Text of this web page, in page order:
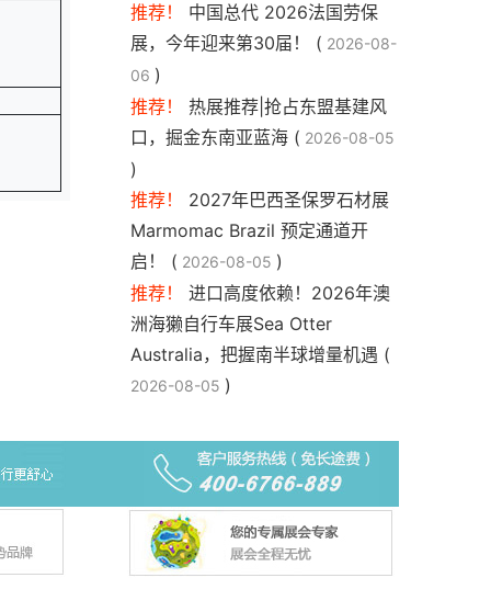
推荐！
中国总代 2026法国劳保
展，今年迎来第30届！ ( 2026-08-
06 )
推荐！
热展推荐|抢占东盟基建风
口，掘金东南亚蓝海 ( 2026-08-05
)
推荐！
2027年巴西圣保罗石材展
Marmomac Brazil 预定通道开
启！ ( 2026-08-05 )
推荐！
进口高度依赖！2026年澳
洲海獭自行车展Sea Otter
Australia，把握南半球增量机遇 (
2026-08-05 )